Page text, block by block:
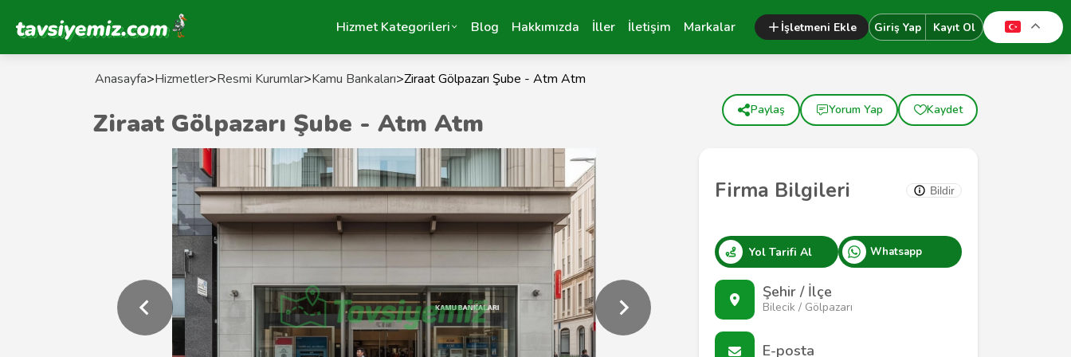
Tavsiyemiz Anasayfa Hizmet Kategorileri Blog Hakkımızda İller İletişim Markalar İşletmeni Ekle Giriş Yap Kayıt Ol
Anasayfa>Hizmetler>Resmi Kurumlar>Kamu Bankaları>Ziraat Gölpazarı Şube - Atm Atm
Firma Bilgileri Bildir
Yol Tarifi Al Whatsapp
Şehir / İlçe
Bilecik / Gölpazarı
E-posta
Ziraat Gölpazarı Şube - Atm Atm Paylaş Yorum Yap Kaydet